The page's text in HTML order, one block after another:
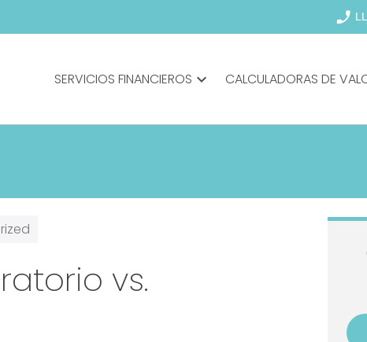
phone_enabled
SERVICIOS FINANCIEROS expand_more CALCULADORAS DE
vs.